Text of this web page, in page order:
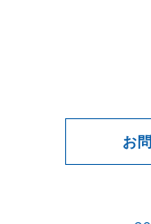
お